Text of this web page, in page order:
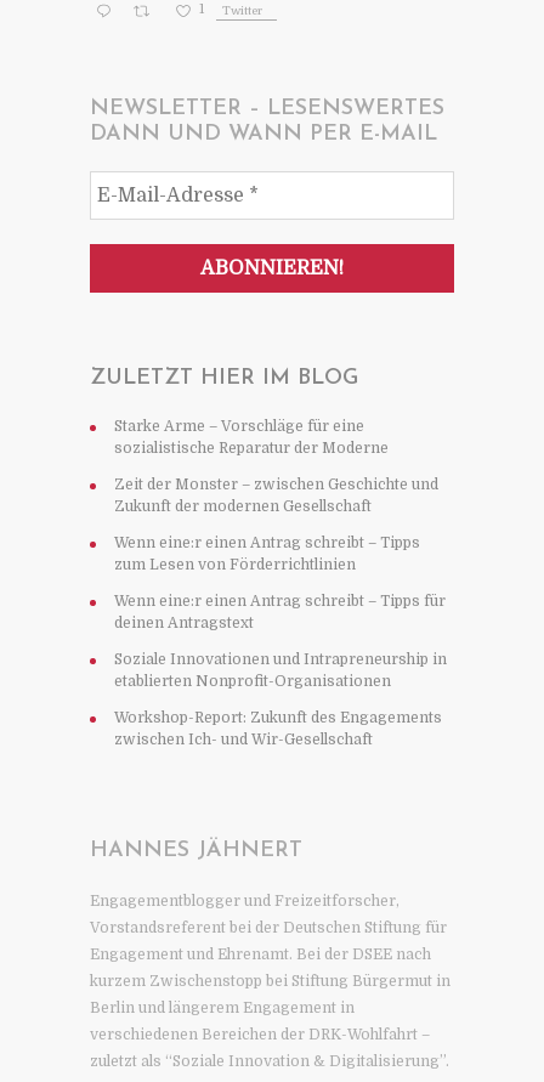
1 Twitter
NEWSLETTER – LESENSWERTES
DANN UND WANN PER E-MAIL
ZULETZT HIER IM BLOG
Starke Arme – Vorschläge für eine
sozialistische Reparatur der Moderne
Zeit der Monster – zwischen Geschichte und
Zukunft der modernen Gesellschaft
Wenn eine:r einen Antrag schreibt – Tipps
zum Lesen von Förderrichtlinien
Wenn eine:r einen Antrag schreibt – Tipps für
deinen Antragstext
Soziale Innovationen und Intrapreneurship in
etablierten Nonprofit-Organisationen
Workshop-Report: Zukunft des Engagements
zwischen Ich- und Wir-Gesellschaft
HANNES JÄHNERT
Engagementblogger und Freizeitforscher,
Vorstandsreferent bei der Deutschen Stiftung für
Engagement und Ehrenamt. Bei der DSEE nach
kurzem Zwischenstopp bei Stiftung Bürgermut in
Berlin und längerem Engagement in
verschiedenen Bereichen der DRK-Wohlfahrt –
zuletzt als “Soziale Innovation & Digitalisierung”.